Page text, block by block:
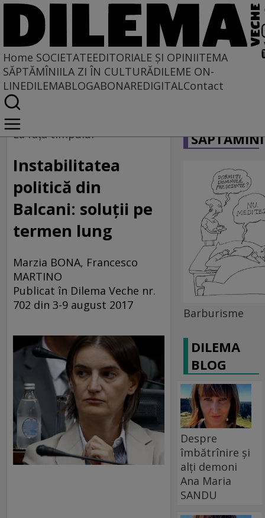
Home SOCIETATEEDITORIALE ȘI OPINIITEMA
SĂPTĂMÎNIILA ZI ÎN CULTURĂDILEME ON-
LINEDILEMABLOGABONAREDIGITALContact
Home
Societate
La faţa timpului
Instabilitatea
politică din
Balcani: soluţii pe
termen lung
Marzia BONA, Francesco
MARTINO
Publicat în Dilema Veche nr.
702 din 3-9 august 2017
Barburisme
DILEMA
BLOG
Despre
îmbătrînire și
alți demoni
Ana Maria
SANDU